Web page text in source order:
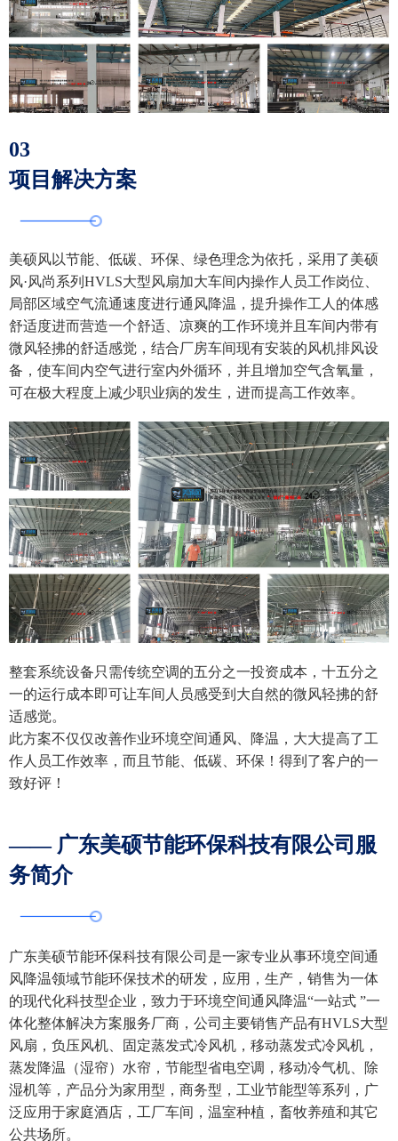
03
项目解决方案
美硕风以节能、低碳、环保、绿色理念为依托，采用了美硕
风·风尚系列HVLS大型风扇加大车间内操作人员工作岗位、
局部区域空气流通速度进行通风降温，提升操作工人的体感
舒适度进而营造一个舒适、凉爽的工作环境并且车间内带有
微风轻拂的舒适感觉，结合厂房车间现有安装的风机排风设
备，使车间内空气进行室内外循环，并且增加空气含氧量，
可在极大程度上减少职业病的发生，进而提高工作效率。
整套系统设备只需传统空调的五分之一投资成本，十五分之
一的运行成本即可让车间人员感受到大自然的微风轻拂的舒
适感觉。
此方案不仅仅改善作业环境空间通风、降温，大大提高了工
作人员工作效率，而且节能、低碳、环保！得到了客户的一
致好评！
—— 广东美硕节能环保科技有限公司服
务简介
广东美硕节能环保科技有限公司是一家专业从事环境空间通
风降温领域节能环保技术的研发，应用，生产，销售为一体
的现代化科技型企业，致力于环境空间通风降温“一站式 ”一
体化整体解决方案服务厂商，公司主要销售产品有HVLS大型
风扇，负压风机、固定蒸发式冷风机，移动蒸发式冷风机，
蒸发降温（湿帘）水帘，节能型省电空调，移动冷气机、除
湿机等，产品分为家用型，商务型，工业节能型等系列，广
泛应用于家庭酒店，工厂车间，温室种植，畜牧养殖和其它
公共场所。